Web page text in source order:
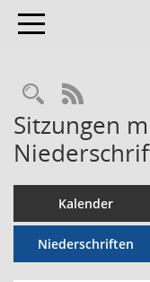
Toggle navigation
RSS-
Sitzungen
Kalender
Niederschriften